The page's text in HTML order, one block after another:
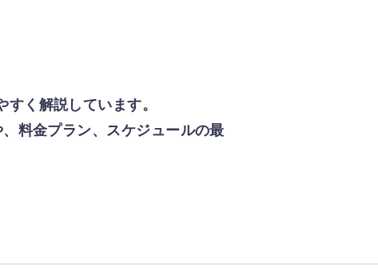
く解説しています。
料金プラン、スケジュールの最